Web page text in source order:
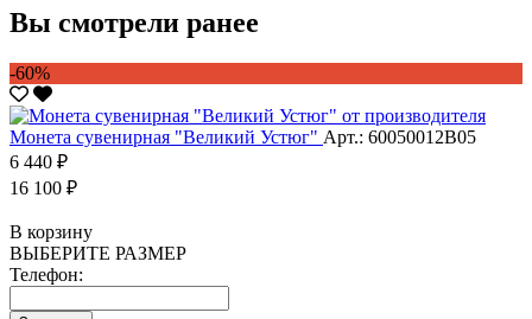
Вы смотрели ранее
-60%
Монета сувенирная "Великий Устюг" Арт.: 60050012В05
6 440 ₽
16 100 ₽
В корзину
ВЫБЕРИТЕ РАЗМЕР
Телефон: